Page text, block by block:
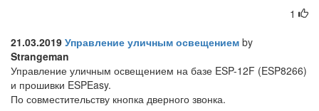
1
21.03.2019 Управление уличным освещением by
Strangeman
Управление уличным освещением на базе ESP-12F (ESP8266)
и прошивки ESPEasy.
По совместительству кнопка дверного звонка.